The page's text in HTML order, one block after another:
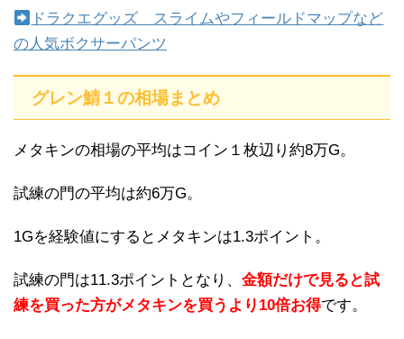
ドラクエグッズ スライムやフィールドマップなど
の人気ボクサーパンツ
グレン鯖１の相場まとめ
メタキンの相場の平均はコイン１枚辺り約8万G。
試練の門の平均は約6万G。
1Gを経験値にするとメタキンは1.3ポイント。
試練の門は11.3ポイントとなり、 金額だけで見ると試
練を買った方がメタキンを買うより10倍お得です。